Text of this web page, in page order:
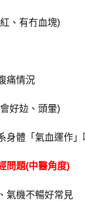
、有冇血塊)
痛情況
好攰、頭暈)
體「氣血運作」
問題(中醫角度)
機不暢好常見